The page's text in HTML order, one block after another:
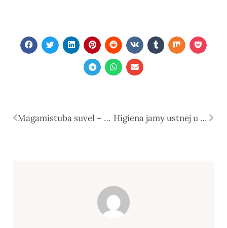
Magamistuba suvel – kuidas see sisustada nii, et kuumadel öödel hästi magada saaks? Higiena jamy ustnej u dzieci: jakie produkty warto stosować, by zapewnić skuteczną ochronę?